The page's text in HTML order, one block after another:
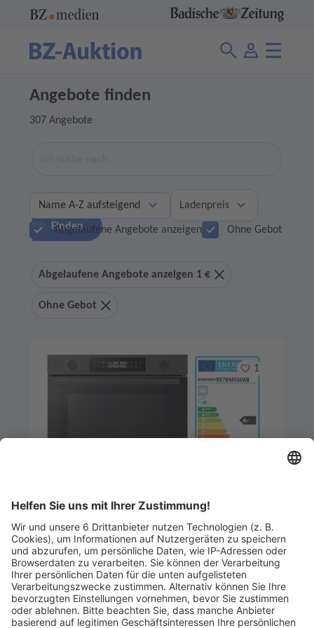
Angebote finden
307 Angebote
Finden
Ladenpreis
Abgelaufene Angebote anzeigen Ohne Gebot
Abgelaufene Angebote anzeigen 1 €
Ohne Gebot
Merken
1
Artikel-ID: 3951
Samsung Einbaubackofen mit Dual
NV7B4455UAB-U1
Küchen- und Badmöbelstudio Helde